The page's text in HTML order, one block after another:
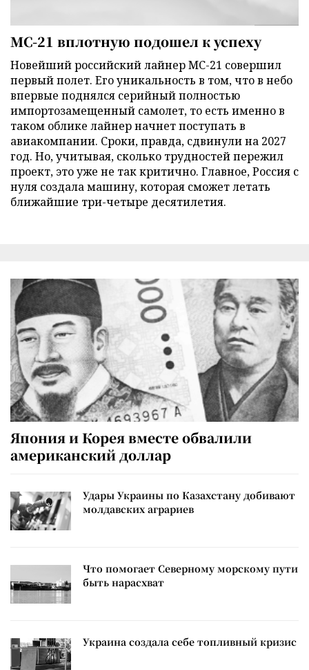
МС-21 вплотную подошел к успеху
Новейший российский лайнер МС-21 совершил
первый полет. Его уникальность в том, что в небо
впервые поднялся серийный полностью
импортозамещенный самолет, то есть именно в
таком облике лайнер начнет поступать в
авиакомпании. Сроки, правда, сдвинули на 2027
год. Но, учитывая, сколько трудностей пережил
проект, это уже не так критично. Главное, Россия с
нуля создала машину, которая сможет летать
ближайшие три-четыре десятилетия.
Япония и Корея вместе обвалили
американский доллар
Удары Украины по Казахстану добивают
молдавских аграриев
Что помогает Северному морскому пути
быть нарасхват
Украина создала себе топливный кризис